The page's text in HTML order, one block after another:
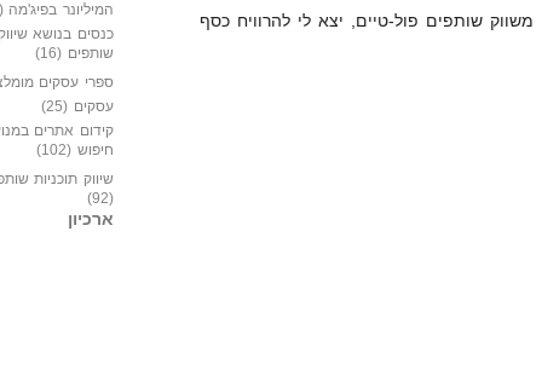
בהם אני משווק שותפים פול-טיים, יצא לי להרוויח כסף
המיליונר בפיג'מה
כנסים בנושא
שותפים (16)
ספרי עסקים
עסקים (25)
קידום אתרים
חיפוש (102)
שיווק תוכניות
(92)
ארכיון